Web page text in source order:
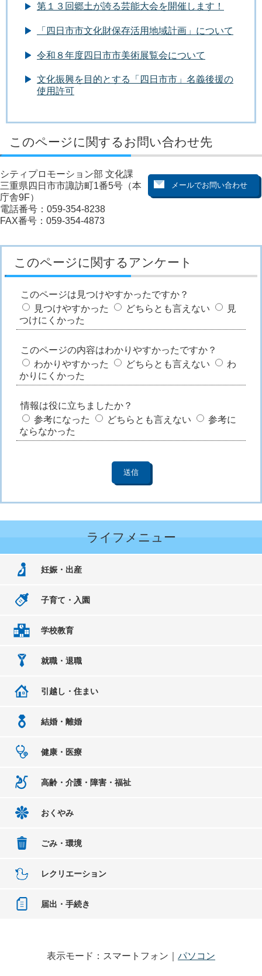
第１３回郷土が誇る芸能大会を開催します！
「四日市市文化財保存活用地域計画」について
令和８年度四日市市美術展覧会について
文化振興を目的とする「四日市市」名義後援の
使用許可
このページに関するお問い合わせ先
シティプロモーション部 文化課
三重県四日市市諏訪町1番5号（本
庁舎9F）
電話番号：059-354-8238
FAX番号：059-354-4873
このページに関するアンケート
このページは見つけやすかったですか？
見つけやすかった
どちらとも言えない
見
つけにくかった
このページの内容はわかりやすかったですか？
わかりやすかった
どちらとも言えない
わ
かりにくかった
情報は役に立ちましたか？
参考になった
どちらとも言えない
参考に
ならなかった
ライフメニュー
妊娠・出産
子育て・入園
学校教育
就職・退職
引越し・住まい
結婚・離婚
健康・医療
高齢・介護・障害・福祉
おくやみ
ごみ・環境
レクリエーション
届出・手続き
表示モード：スマートフォン｜ パソコン